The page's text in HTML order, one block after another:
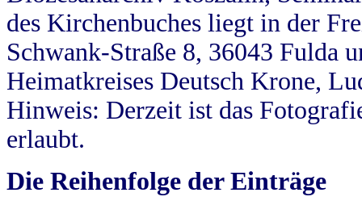
des Kirchenbuches liegt in der
Schwank-Straße 8, 36043 Fulda
Heimatkreises Deutsch Krone,
Hinweis: Derzeit ist das
erlaubt.
Die Reihenfolge der Einträge